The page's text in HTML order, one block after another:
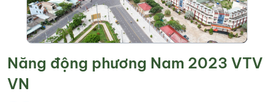
Năng động phương Nam 2023 VTV
VN